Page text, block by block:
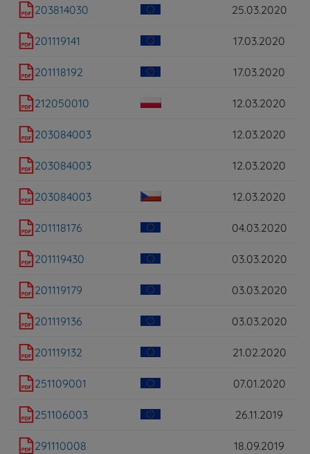
203814030 25.03.2020
201119141 17.03.2020
201118192 17.03.2020
212050010 12.03.2020
203084003 12.03.2020
203084003 12.03.2020
203084003 12.03.2020
201118176 04.03.2020
201119430 03.03.2020
201119179 03.03.2020
201119136 03.03.2020
201119132 21.02.2020
251109001 07.01.2020
251106003 26.11.2019
291110008 18.09.2019